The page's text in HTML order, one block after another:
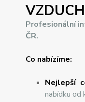
Profesionální
ČR.
Co nabízíme:
Nejlepší
nabídku od